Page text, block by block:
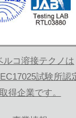
ルコ溶接テクノは
試験所認
取得企業です。